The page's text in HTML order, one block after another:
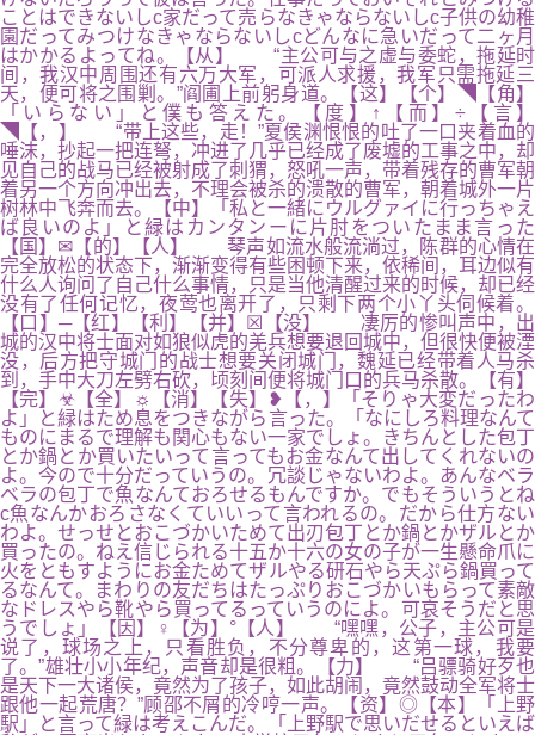
ことはできないしc家だって売らなきゃならないしc子供の幼稚
園だってみつけなきゃならないしcどんなに急いだって二ヶ月
はかかるよってね。【从】 “主公可与之虚与委蛇，拖延时
间，我汉中周围还有六万大军，可派人求援，我军只需拖延三
天，便可将之围剿。”阎圃上前躬身道。【这】【个】◥【角】
「いらない」と僕も答えた。【度】↑【而】÷【言】
◥【，】 “带上这些，走！”夏侯渊恨恨的吐了一口夹着血的
唾沫，抄起一把连弩，冲进了几乎已经成了废墟的工事之中，却
见自己的战马已经被射成了刺猬，怒吼一声，带着残存的曹军朝
着另一个方向冲出去，不理会被杀的溃散的曹军，朝着城外一片
树林中飞奔而去。【中】「私と一緒にウルグァイに行っちゃえ
ば良いのよ」と緑はカンタンーに片肘をついたまま言った
【国】✉【的】【人】 琴声如流水般流淌过，陈群的心情在
完全放松的状态下，渐渐变得有些困顿下来，依稀间，耳边似有
什么人询问了自己什么事情，只是当他清醒过来的时候，却已经
没有了任何记忆，夜莺也离开了，只剩下两个小丫头伺候着。
【口】─【红】【利】【并】☒【没】 凄厉的惨叫声中，出
城的汉中将士面对如狼似虎的羌兵想要退回城中，但很快便被湮
没，后方把守城门的战士想要关闭城门，魏延已经带着人马杀
到，手中大刀左劈右砍，顷刻间便将城门口的兵马杀散。【有】
【完】☣【全】☼【消】【失】❥【，】「そりゃ大変だったわ
よ」と緑はため息をつきながら言った。「なにしろ料理なんて
ものにまるで理解も関心もない一家でしょ。きちんとした包丁
とか鍋とか買いたいって言ってもお金なんて出してくれないの
よ。今ので十分だっていうの。冗談じゃないわよ。あんなベラ
ベラの包丁で魚なんておろせるもんですか。でもそういうとね
c魚なんかおろさなくていいって言われるの。だから仕方ない
わよ。せっせとおこづかいためて出刃包丁とか鍋とかザルとか
買ったの。ねえ信じられる十五か十六の女の子が一生懸命爪に
火をともすようにお金ためてザルやる研石やら天ぷら鍋買って
るなんて。まわりの友だちはたっぷりおこづかいもらって素敵
なドレスやら靴やら買ってるっていうのによ。可哀そうだと思
うでしょ」【因】♀【为】°【人】 “嘿嘿，公子，主公可是
说了，球场之上，只看胜负，不分尊卑的，这第一球，我要
了。”雄壮小小年纪，声音却是很粗。【力】 “吕骠骑好歹也
是天下一大诸侯，竟然为了孩子，如此胡闹，竟然鼓动全军将士
跟他一起荒唐？”顾邵不屑的冷哼一声。【资】◎【本】「上野
駅」と言って緑は考えこんだ。「上野駅で思いだせるといえば